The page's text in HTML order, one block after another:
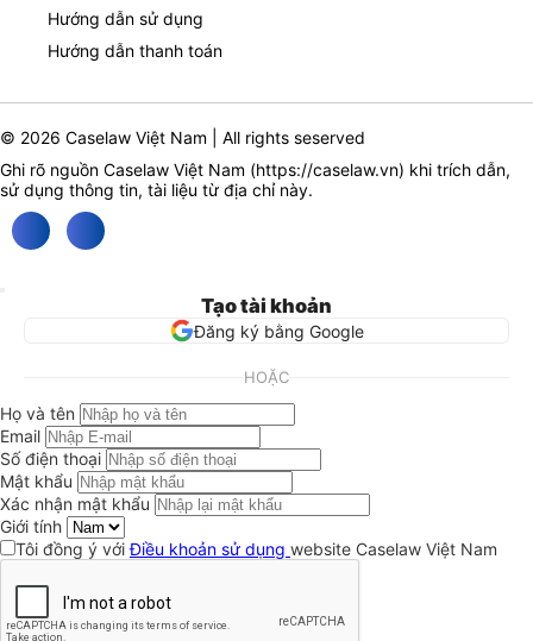
Hướng dẫn sử dụng
Hướng dẫn thanh toán
© 2026 Caselaw Việt Nam | All rights seserved
Ghi rõ nguồn Caselaw Việt Nam (https://caselaw.vn) khi trích dẫn,
sử dụng thông tin, tài liệu từ địa chỉ này.
Tạo tài khoản
Đăng ký bằng Google
HOẶC
Họ và tên
Email
Số điện thoại
Mật khẩu
Xác nhận mật khẩu
Giới tính
Tôi đồng ý vớiĐiều khoản sử dụng website Caselaw Việt Nam